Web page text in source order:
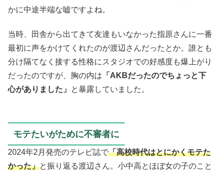
かに中途半端な嘘ですよね。
当時、田舎から出てきて友達もいなかった指原さんに一番
最初に声をかけてくれたのが渡辺さんだったとか。誰とも
分け隔てなく接する性格にスタジオでの好感度も爆上がり
だったのですが、胸の内は 「AKBだったのでちょっと下
心がありました」
と暴露していました。
モテたいがために不審者に
2024年2月発売のテレビ誌で「高校時代はとにかくモテた
かった」と振り返る渡辺さん。小中高とほぼ女の子のこと